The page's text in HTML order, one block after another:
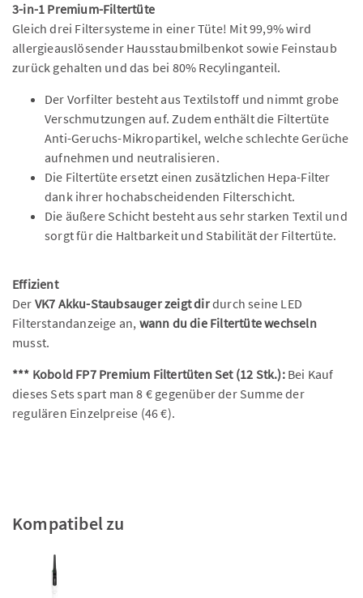
3-in-1 Premium-Filtertüte
Gleich drei Filtersysteme in einer Tüte! Mit 99,9% wird
allergieauslösender Hausstaubmilbenkot sowie Feinstaub
zurück gehalten und das bei 80% Recylinganteil.
Der Vorfilter besteht aus Textilstoff und nimmt grobe
Verschmutzungen auf. Zudem enthält die Filtertüte
Anti-Geruchs-Mikropartikel, welche schlechte Gerüche
aufnehmen und neutralisieren.
Die Filtertüte ersetzt einen zusätzlichen Hepa-Filter
dank ihrer hochabscheidenden Filterschicht.
Die äußere Schicht besteht aus sehr starken Textil und
sorgt für die Haltbarkeit und Stabilität der Filtertüte.
Effizient
Der VK7 Akku-Staubsauger zeigt dirdurch seine LED
Filterstandanzeige an, wann du die Filtertüte wechseln
musst.
*** Kobold FP7 Premium Filtertüten Set (12 Stk.): Bei Kauf
dieses Sets spart man 8 € gegenüber der Summe der
regulären Einzelpreise (46 €).
Kompatibel zu